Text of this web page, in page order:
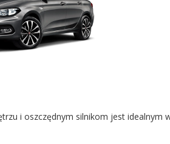
i oszczędnym silnikom jest idealnym